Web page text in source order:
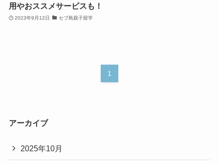
用やおススメサービスも！
2023年9月12日 セブ島親子留学
1
アーカイブ
2025年10月